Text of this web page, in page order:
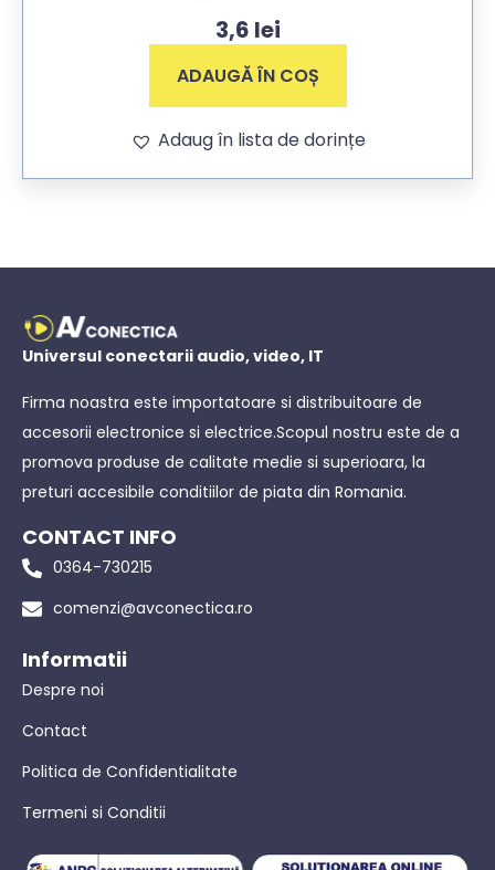
3,6 lei
ADAUGĂ ÎN COȘ
Adaug în lista de dorințe
Universul conectarii audio, video, IT
Firma noastra este importatoare si distribuitoare de
accesorii electronice si electrice.Scopul nostru este de a
promova produse de calitate medie si superioara, la
preturi accesibile conditiilor de piata din Romania.
CONTACT INFO
0364-730215
comenzi@avconectica.ro
Informatii
Despre noi
Contact
Politica de Confidentialitate
Termeni si Conditii